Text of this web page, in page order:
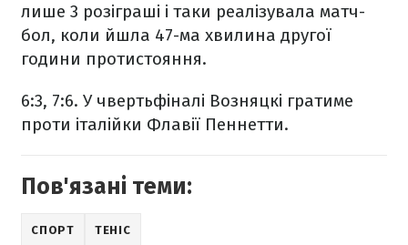
лише 3 розіграші і таки реалізувала матч-
бол, коли йшла 47-ма хвилина другої
години протистояння.
6:3, 7:6. У чвертьфіналі Возняцкі гратиме
проти італійки Флавії Пеннетти.
Пов'язані теми:
СПОРТ ТЕНІС